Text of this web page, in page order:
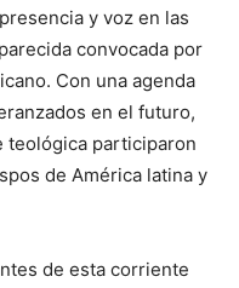
y voz en las
convocada por
Con una agenda
en el futuro,
teológica participaron
de América latina y
de esta corriente